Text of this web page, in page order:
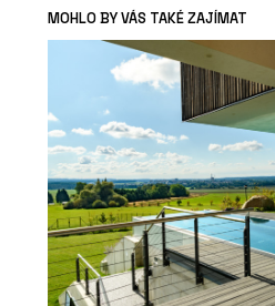
MOHLO BY VÁS TAKÉ ZAJÍMAT